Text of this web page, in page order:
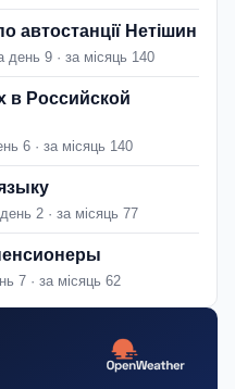
автостанції Нетішин
день 9 · за місяць 140
в Российской
6 · за місяць 140
2 · за місяць 77
7 · за місяць 62